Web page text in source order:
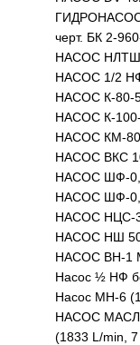
черт. БК 2-
НАСОС НЛТШ
НАСОС 1/2
НАСОС К-80-
НАСОС К-100-
НАСОС КМ-80-
НАСОС ВКС
НАСОС ШФ-
НАСОС ШФ-
НАСОС НЦС-
НАСОС НШ
НАСОС ВН-1
Насос ½ НФ
Насос МН-6
НАСОС
(1833 L/min,